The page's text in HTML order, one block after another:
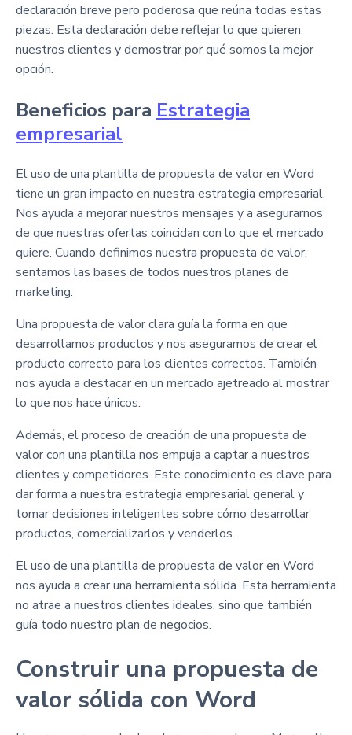
declaración breve pero poderosa que reúna todas estas
piezas. Esta declaración debe reflejar lo que quieren
nuestros clientes y demostrar por qué somos la mejor
opción.
Beneficios para Estrategia
empresarial
El uso de una plantilla de propuesta de valor en Word
tiene un gran impacto en nuestra estrategia empresarial.
Nos ayuda a mejorar nuestros mensajes y a asegurarnos
de que nuestras ofertas coincidan con lo que el mercado
quiere. Cuando definimos nuestra propuesta de valor,
sentamos las bases de todos nuestros planes de
marketing.
Una propuesta de valor clara guía la forma en que
desarrollamos productos y nos aseguramos de crear el
producto correcto para los clientes correctos. También
nos ayuda a destacar en un mercado ajetreado al mostrar
lo que nos hace únicos.
Además, el proceso de creación de una propuesta de
valor con una plantilla nos empuja a captar a nuestros
clientes y competidores. Este conocimiento es clave para
dar forma a nuestra estrategia empresarial general y
tomar decisiones inteligentes sobre cómo desarrollar
productos, comercializarlos y venderlos.
El uso de una plantilla de propuesta de valor en Word
nos ayuda a crear una herramienta sólida. Esta herramienta
no atrae a nuestros clientes ideales, sino que también
guía todo nuestro plan de negocios.
Construir una propuesta de
valor sólida con Word